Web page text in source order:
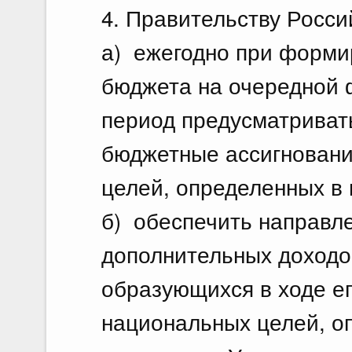
4. Правительству
а) ежегодно при
бюджета на очередной
период
бюджетные
целей, определенных в
б) обеспечить
дополнительных
образующихся в ходе
национальных целей,